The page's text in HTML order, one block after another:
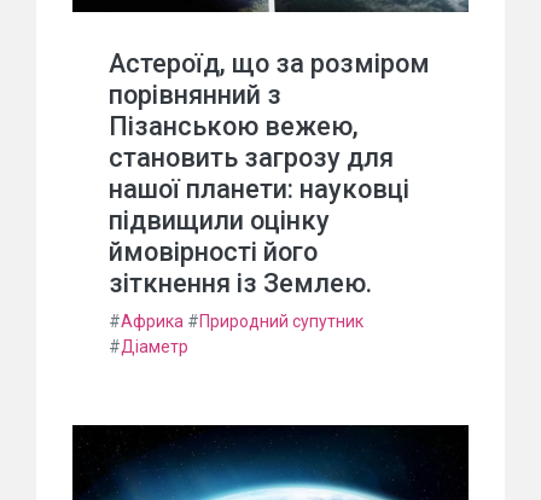
Астероїд, що за розміром
порівнянний з
Пізанською вежею,
становить загрозу для
нашої планети: науковці
підвищили оцінку
ймовірності його
зіткнення із Землею.
#Африка #Природний супутник
#Діаметр